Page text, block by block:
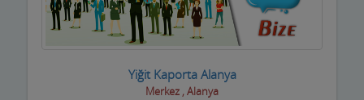
Oto Yıkamacıları
Otobüs Firmaları
Yiğit Kaporta Alanya
Merkez , Alanya